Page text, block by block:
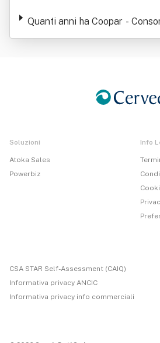
Quanti anni ha Coopar -
i Di Puglia E Basilicata
Soluzioni
Atoka Sales
Powerbiz
Info
CSA STAR Self-Assessment (CAIQ)
Informativa privacy ANCIC
Informativa privacy info commerciali